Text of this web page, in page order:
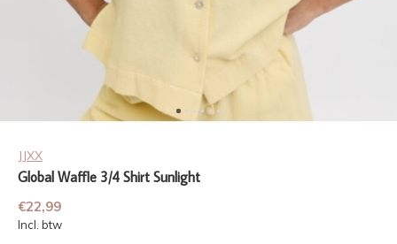
JJXX
Global Waffle 3/4 Shirt Sunlight
€22,99
Incl. btw